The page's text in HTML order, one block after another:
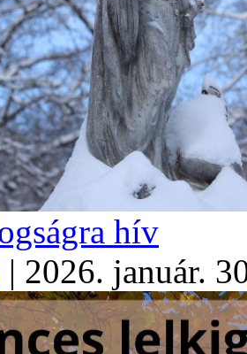
hív
| 2026. január.